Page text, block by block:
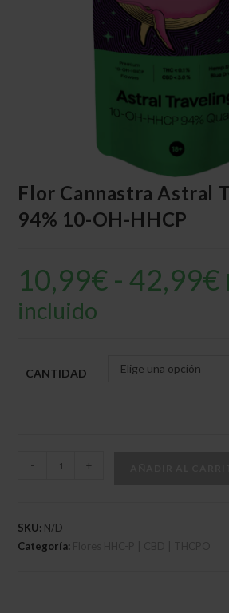
Flor Cannastra Astral
94% 10-OH-HHCP
10,99€ - 42,99€
incluido
CANTIDAD Elige una opción
94%
- +
SKU: N/D
Categoría: